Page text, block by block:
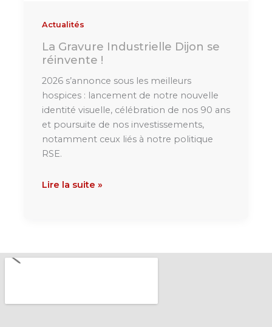
Actualités
La Gravure Industrielle Dijon se
réinvente !
2026 s’annonce sous les meilleurs
hospices : lancement de notre nouvelle
identité visuelle, célébration de nos 90 ans
et poursuite de nos investissements,
notamment ceux liés à notre politique
RSE.
Lire la suite »